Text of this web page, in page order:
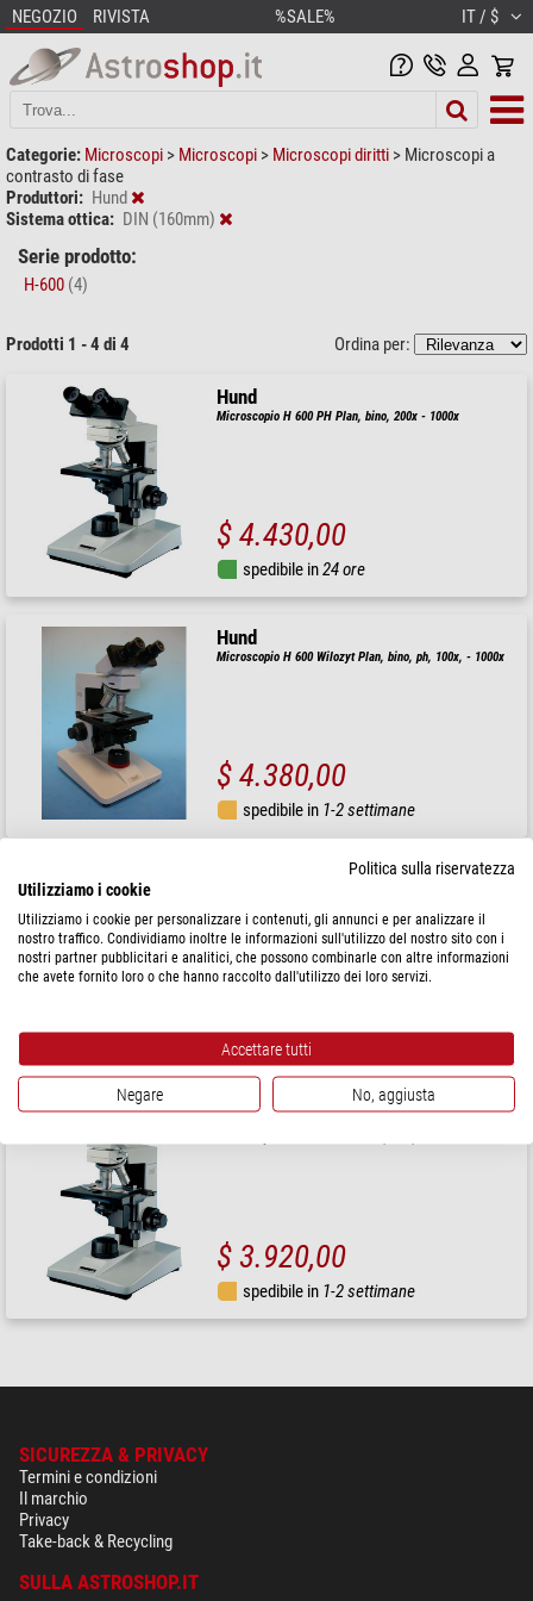
NEGOZIO RIVISTA %SALE% IT / $
Categorie: Microscopi > Microscopi > Microscopi diritti > Microscopi a
contrasto di fase
Produttori: Hund
Sistema ottica: DIN (160mm)
Serie prodotto:
H-600 (4)
Prodotti 1 - 4 di 4 Ordina per:
Hund
Microscopio H 600 PH Plan, bino, 200x - 1000x
$ 4.430,00
spedibile in24 ore
Hund
Microscopio H 600 Wilozyt Plan, bino, ph, 100x, - 1000x
$ 4.380,00
spedibile in 1-2 settimane
spedibile in
Hund
$ 3.920,00
spedibile in 1-2 settimane
SICUREZZA & PRIVACY
Termini e condizioni
Il marchio
Privacy
Take-back & Recycling
SULLA ASTROSHOP.IT
Politica sulla riservatezza
Utilizziamo i cookie
Utilizziamo i cookie per personalizzare i contenuti, gli annunci e per analizzare il
nostro traffico. Condividiamo inoltre le informazioni sull'utilizzo del nostro sito con i
nostri partner pubblicitari e analitici, che possono combinarle con altre informazioni
che avete fornito loro o che hanno raccolto dall'utilizzo dei loro servizi.
Accettare tutti
Negare No, aggiusta